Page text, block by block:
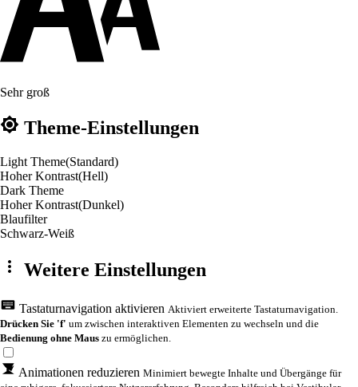
Sehr groß
Theme-Einstellungen
Light Theme(Standard)
Hoher Kontrast(Hell)
Dark Theme
Hoher Kontrast(Dunkel)
Blaufilter
Schwarz-Weiß
Weitere Einstellungen
Tastaturnavigation aktivieren Aktiviert erweiterte Tastaturnavigation.
Drücken Sie 'f' um zwischen interaktiven Elementen zu wechseln und die
Bedienung ohne Maus zu ermöglichen.
Animationen reduzieren Minimiert bewegte Inhalte und Übergänge für